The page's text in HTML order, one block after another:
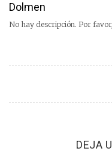
Dolmen
No hay descripción. Por
DEJA